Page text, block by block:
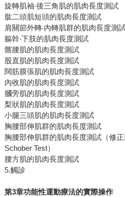
旋轉肌袖‧後三角肌的肌肉長度測試
肱二頭肌短頭的肌肉長度測試
肩關節外轉‧內轉肌群的肌肉長度測
軀幹‧下肢的肌肉長度測試
髂腰肌的肌肉長度測試
股直肌的肌肉長度測試
闊筋膜張肌的肌肉長度測試
內收肌的肌肉長度測試
膕旁肌的肌肉長度測試
梨狀肌的肌肉長度測試
小腿三頭肌的肌肉長度測試
胸腰部伸肌群的肌肉長度測試
胸腰部伸肌群的肌肉長度測試（修
Schober Test）
腰方肌的肌肉長度測試
5.觸診
第3章功能性運動療法的實際操作